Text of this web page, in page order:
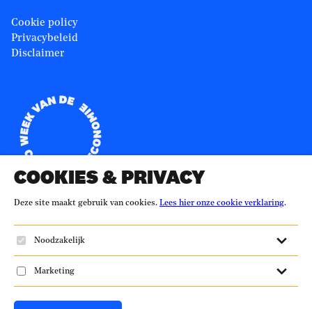
Cookie policy
Privacybeleid
Disclaimer
Partners
Ministerie Infrastructuur en Waterstaat
Alliander Het Groene Brein
Fibershed
Verpact Change Inc.
Duurzaam-ondernemen.nl
Versnellingshuis Duurzaamheid.nl